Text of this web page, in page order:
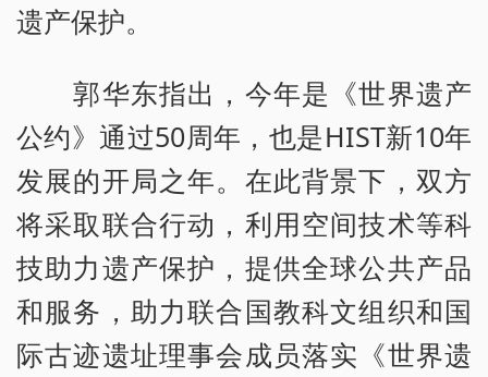
遗产保护。
郭华东指出，今年是《世界遗产
公约》通过50周年，也是HIST新10年
发展的开局之年。在此背景下，双方
将采取联合行动，利用空间技术等科
技助力遗产保护，提供全球公共产品
和服务，助力联合国教科文组织和国
际古迹遗址理事会成员落实《世界遗